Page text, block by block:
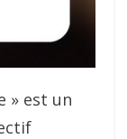
» est un